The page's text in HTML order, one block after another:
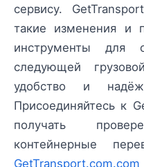
сервису.
такие изменения и
инструменты для
следующей
удобство и
Присоединяйтесь к
получать
контейнерные
GetTransport.com.com